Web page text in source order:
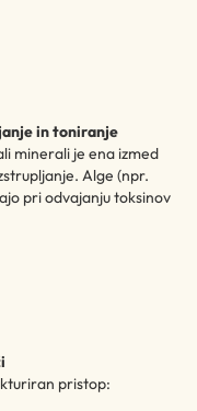
in toniranje
minerali je ena izmed
Alge (npr.
pri odvajanju toksinov
pristop: